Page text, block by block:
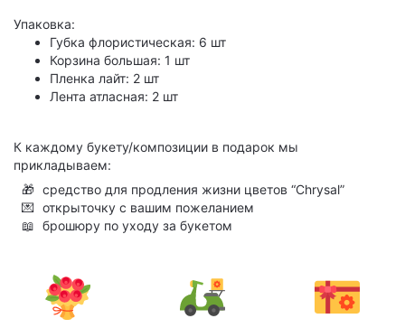
Упаковка:
Губка флористическая: 6 шт
Корзина большая: 1 шт
Пленка лайт: 2 шт
Лента атласная: 2 шт
К каждому букету/композиции в подарок мы
прикладываем:
🎁 средство для продления жизни цветов “Chrysal”
💌 открыточку с вашим пожеланием
📖 брошюру по уходу за букетом